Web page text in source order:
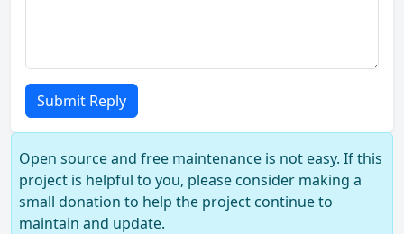
Submit Reply
Open source and free maintenance is not easy. If this
project is helpful to you, please consider making a
small donation to help the project continue to
maintain and update.